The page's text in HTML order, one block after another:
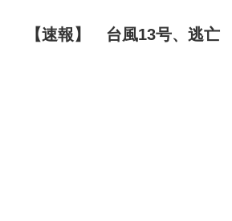
【速報】 台風13号、逃亡